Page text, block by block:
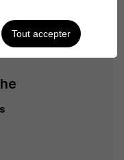
Tout accepter